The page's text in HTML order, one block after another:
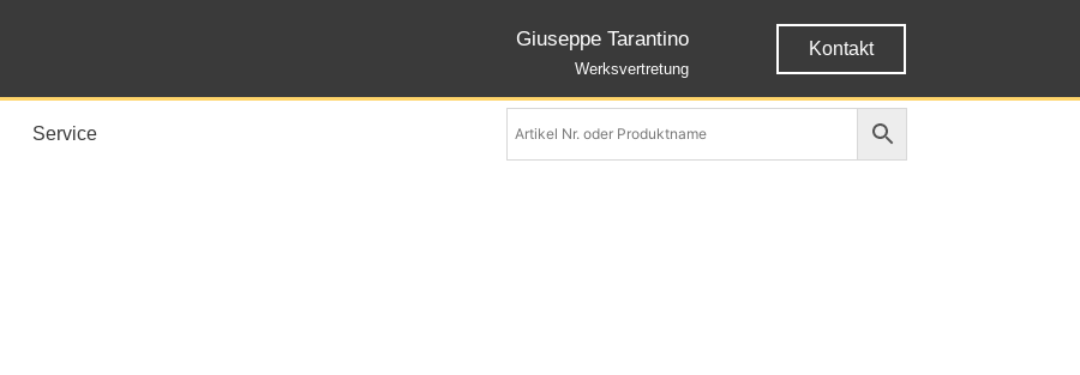
Giuseppe Tarantino
Werksvertretung
Kontakt
Service